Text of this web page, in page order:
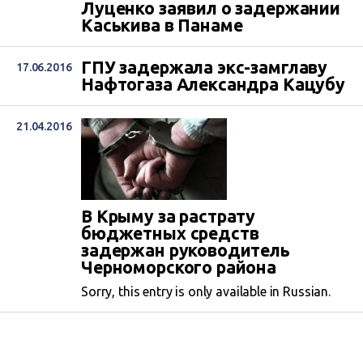
Луценко заявил о задержании
Каськива в Панаме
17.06.2016
ГПУ задержала экс-замглаву
Нафтогаза Александра Кацубу
21.04.2016
В Крыму за растрату
бюджетных средств
задержан руководитель
Черноморского района
Sorry, this entry is only available in Russian.